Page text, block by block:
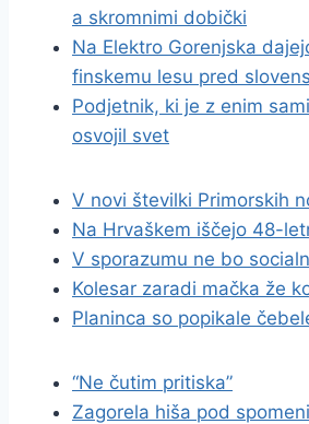
a skromnimi dobički
Na Elektro Gorenjska
finskemu lesu pred
Podjetnik, ki je z enim
osvojil svet
V novi številki Primorskih
Na Hrvaškem iščejo 48-
V sporazumu ne bo
Kolesar zaradi mačka že
Planinca so popikale
“Ne čutim pritiska”
Zagorela hiša pod